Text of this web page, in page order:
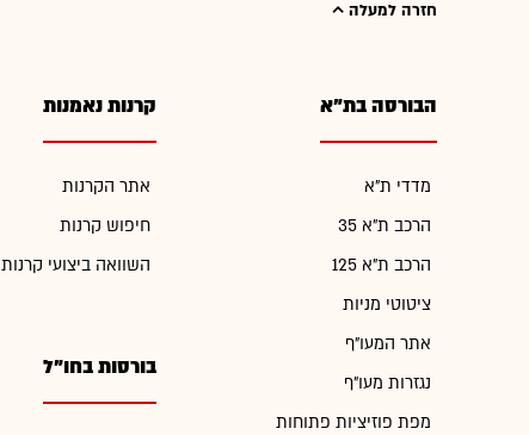
חזרה למעלה
הבורסה בת"א
מדדי ת"א
הרכב ת"א 35
הרכב ת"א 125
ציטוטי מניות
אתר המעו"ף
נגזרות מעו"ף
מפת פוזיציות פתוחות
קרנות נאמנות
אתר הקרנות
חיפוש קרנות
השוואה ביצועי קרנות
בורסות בחו"ל